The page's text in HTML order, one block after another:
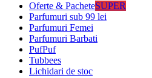
Oferte & PacheteSUPER
Parfumuri sub 99 lei
Parfumuri Femei
Parfumuri Barbati
PufPuf
Tubbees
Lichidari de stoc